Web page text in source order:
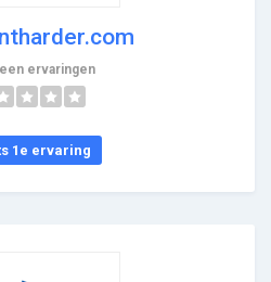
ervaringen
1e ervaring